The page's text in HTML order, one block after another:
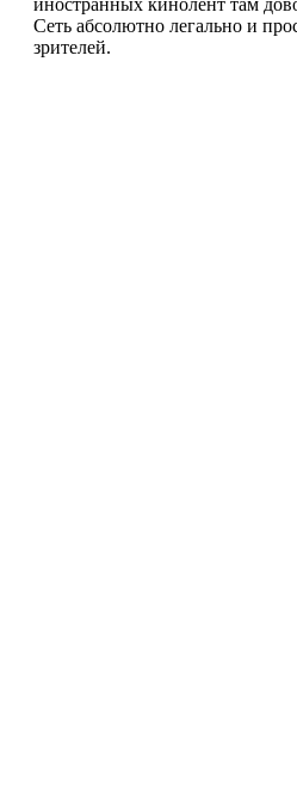
Сеть абсолютно легально и
зрителей.